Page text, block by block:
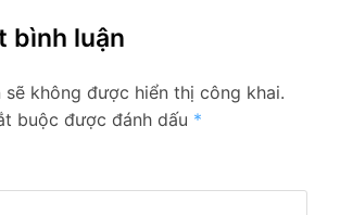
bình luận
sẽ không được hiển thị công khai.
buộc được đánh dấu *